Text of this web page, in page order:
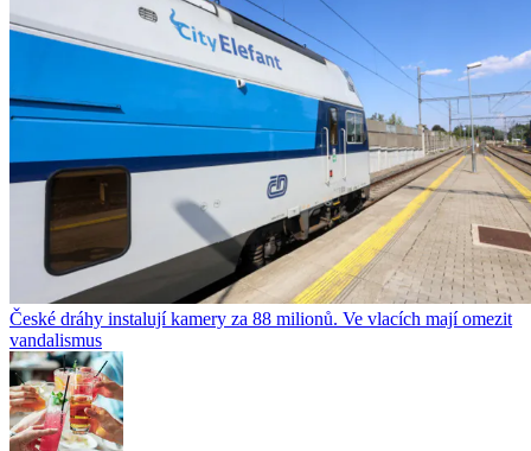
České dráhy instalují kamery za 88 milionů. Ve vlacích mají omezit
vandalismus